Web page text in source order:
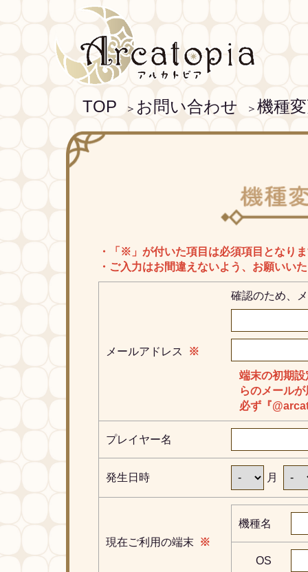
TOP ＞ お問い合わせ ＞ 機種
・「※」が付いた項目は必須項目となり
・ご入力はお間違えないよう、お願いい
メールアドレス ※
確認のため、
端末の初期
らのメール
必ず『
プレイヤー名
発生日時 月
現在ご利用の端末 ※
機種名
OS